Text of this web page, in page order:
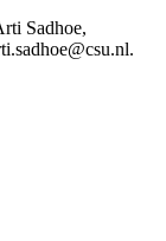
Sadhoe,